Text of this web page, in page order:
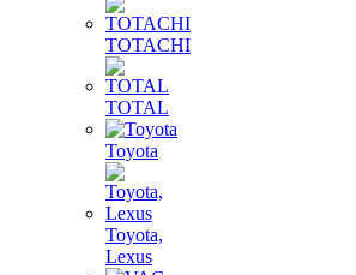
TOTACHI
TOTAL
Toyota
Toyota,
Lexus